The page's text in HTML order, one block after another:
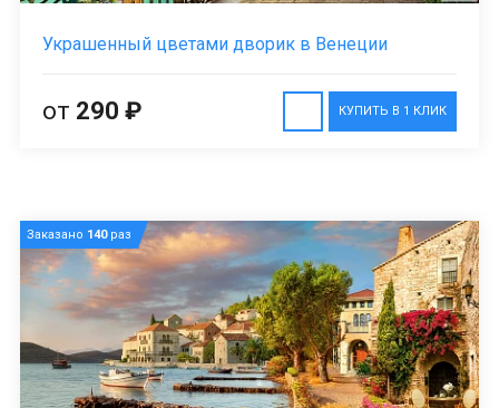
Украшенный цветами дворик в Венеции
КУПИТЬ В 1 КЛИК
от 290 ₽
Заказано 140раз